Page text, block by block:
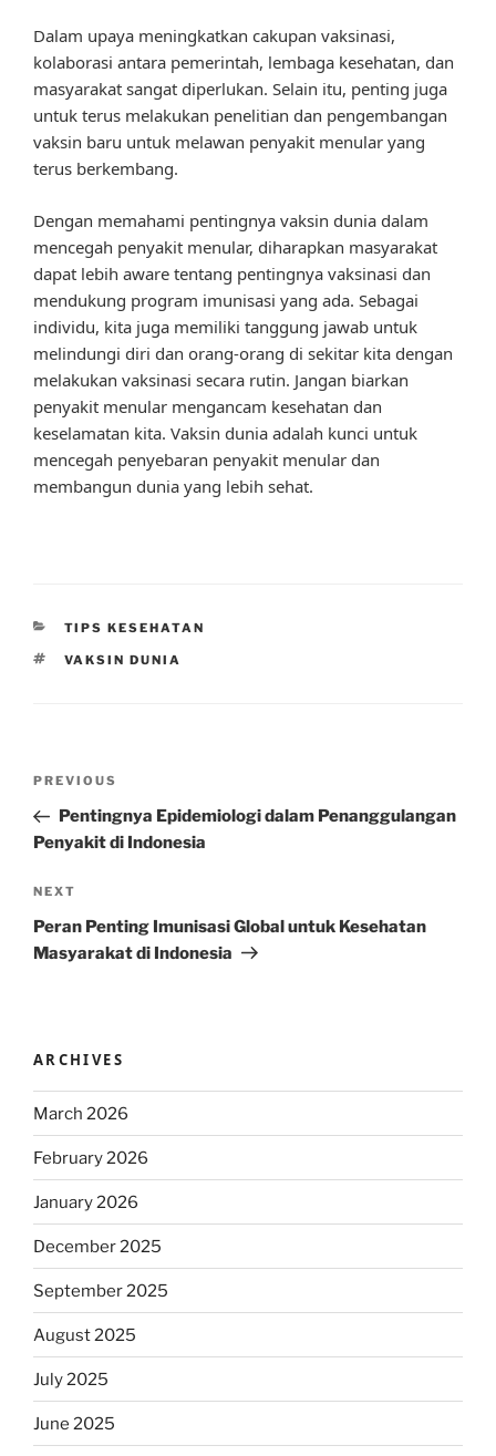
Dalam upaya meningkatkan cakupan vaksinasi,
kolaborasi antara pemerintah, lembaga kesehatan, dan
masyarakat sangat diperlukan. Selain itu, penting juga
untuk terus melakukan penelitian dan pengembangan
vaksin baru untuk melawan penyakit menular yang
terus berkembang.
Dengan memahami pentingnya vaksin dunia dalam
mencegah penyakit menular, diharapkan masyarakat
dapat lebih aware tentang pentingnya vaksinasi dan
mendukung program imunisasi yang ada. Sebagai
individu, kita juga memiliki tanggung jawab untuk
melindungi diri dan orang-orang di sekitar kita dengan
melakukan vaksinasi secara rutin. Jangan biarkan
penyakit menular mengancam kesehatan dan
keselamatan kita. Vaksin dunia adalah kunci untuk
mencegah penyebaran penyakit menular dan
membangun dunia yang lebih sehat.
CATEGORIES
TIPS KESEHATAN
TAGS
VAKSIN DUNIA
Previous
Post
PREVIOUS
Pentingnya Epidemiologi dalam Penanggulangan
Penyakit di Indonesia
Next
Post
NEXT
Peran Penting Imunisasi Global untuk Kesehatan
Masyarakat di Indonesia
ARCHIVES
March 2026
February 2026
January 2026
December 2025
September 2025
August 2025
July 2025
June 2025